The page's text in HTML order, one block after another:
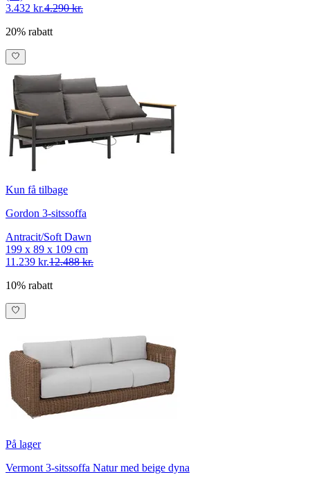
3.432 kr.4.290 kr.
20% rabatt
Kun få tilbage
Gordon 3-sitssoffa
Antracit/Soft Dawn
199 x 89 x 109 cm
11.239 kr.12.488 kr.
10% rabatt
På lager
Vermont 3-sitssoffa Natur med beige dyna